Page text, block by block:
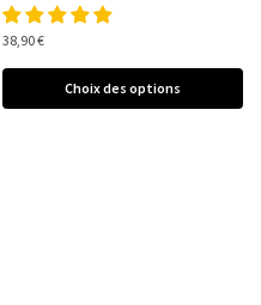
38,90€
Choix des options